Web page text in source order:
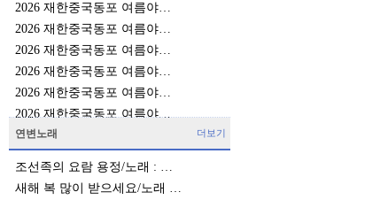
2026 재한중국동포 여름야…
2026 재한중국동포 여름야…
2026 재한중국동포 여름야…
2026 재한중국동포 여름야…
2026 재한중국동포 여름야…
2026 재한중국동포 여름야…
연변노래
조선족의 요람 용정/노래 : …
새해 복 많이 받으세요/노래 …
더보기